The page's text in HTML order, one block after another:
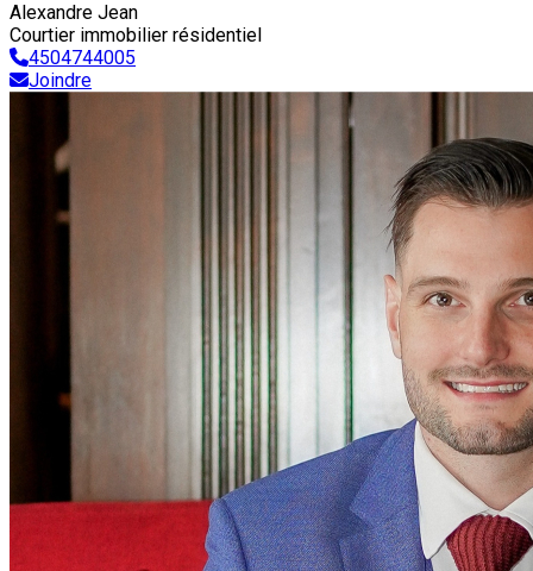
Alexandre Jean
Courtier immobilier résidentiel
4504744005
Joindre